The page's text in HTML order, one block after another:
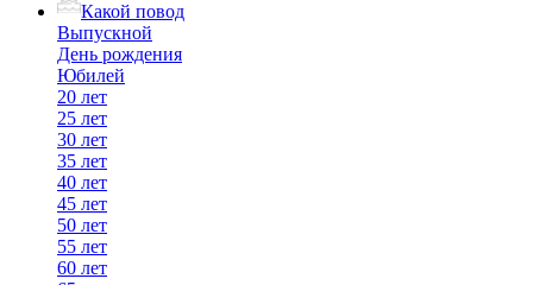
Какой повод
Выпускной
День рождения
Юбилей
20 лет
25 лет
30 лет
35 лет
40 лет
45 лет
50 лет
55 лет
60 лет